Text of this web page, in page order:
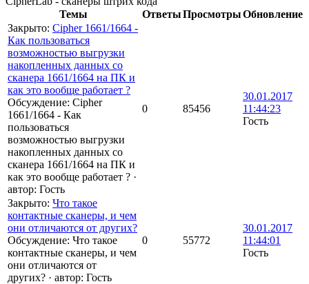
Темы
ОтветыПросмотрыОбновление
Закрыто: Cipher 1661/1664 -
Как пользоваться
возможностью выгрузки
накопленных данных со
сканера 1661/1664 на ПК и
как это вообще работает ?
Обсуждение: Cipher
1661/1664 - Как
пользоваться
возможностью выгрузки
накопленных данных со
сканера 1661/1664 на ПК и
как это вообще работает ? ·
автор: Гость
0 85456
30.01.2017
11:44:23
Гость
Закрыто: Что такое
контактные сканеры, и чем
они отличаются от других?
Обсуждение: Что такое
контактные сканеры, и чем
они отличаются от
других? · автор: Гость
0 55772
30.01.2017
11:44:01
Гость